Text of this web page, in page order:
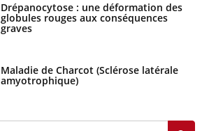
Drépanocytose : une déformation des
globules rouges aux conséquences
graves
Maladie de Charcot (Sclérose latérale
amyotrophique)